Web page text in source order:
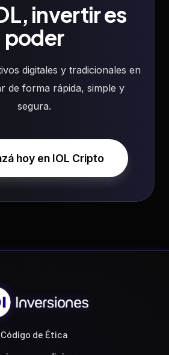
invertir es
poder
digitales y tradicionales en
de forma rápida, simple y
segura.
hoy en IOL Cripto
Código de Ética